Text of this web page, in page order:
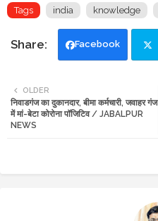
Tags india knowledge
Facebook
tte
OLDER
निवाडगंज का दुकानदार, बीमा कर्मचारी, जवाहर गंज
में मां-बेटा कोरोना पॉजिटिव / JABALPUR
NEWS